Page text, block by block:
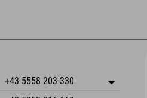
+43 5558 203 330